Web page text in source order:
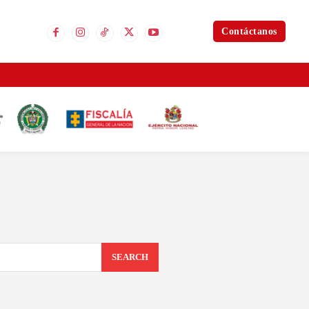
Contáctanos
SEARCH